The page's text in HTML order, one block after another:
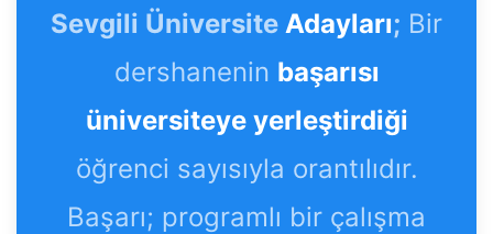
Sevgili Üniversite Adayları; Bir
dershanenin başarısı
üniversiteye yerleştirdiği
öğrenci sayısıyla orantılıdır.
Başarı; programlı bir çalışma